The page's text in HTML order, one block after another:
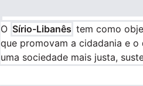
O Sírio-Libanês tem como
que promovam a cidadania e
uma sociedade mais justa,